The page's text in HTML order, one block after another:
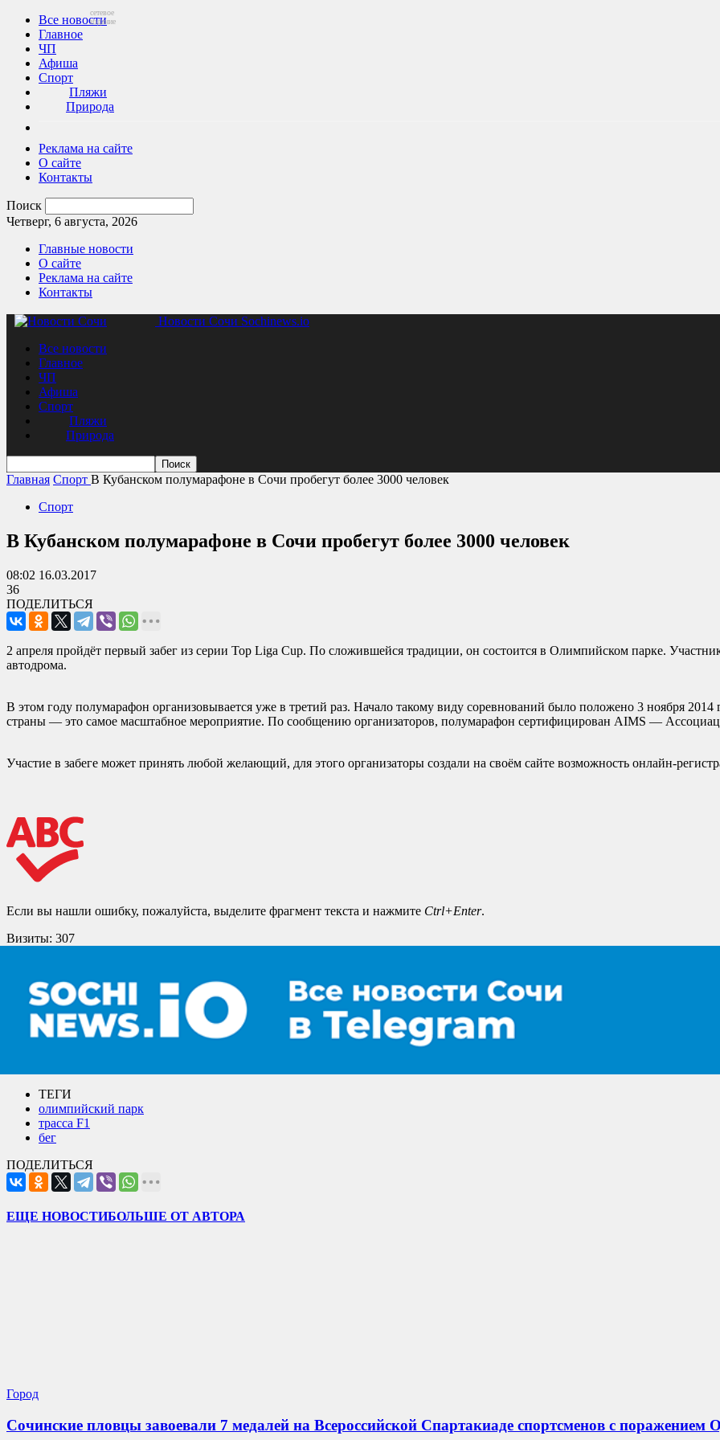
Все новости
Главное
ЧП
Афиша
Спорт
Пляжи
Природа
Реклама на сайте
О сайте
Контакты
Поиск
Четверг, 6 августа, 2026
Главные новости
О сайте
Реклама на сайте
Контакты
Новости Сочи Sochinews.io
сетевое
издание
Все новости
Главное
ЧП
Афиша
Спорт
Пляжи
Природа
Главная Спорт В Кубанском полумарафоне в Сочи пробегут более 3000 человек
Спорт
В Кубанском полумарафоне в Сочи пробегут более 3000 человек
08:02 16.03.2017
36
ПОДЕЛИТЬСЯ
2 апреля пройдёт первый забег из серии Top Liga Cup. По сложившейся традиции, он состоится в Олимпийском парке.
автодрома.
В этом году полумарафон организовывается уже в третий раз. Начало такому виду соревнований было положено 3 ноября 2014
страны — это самое масштабное мероприятие. По сообщению организаторов, полумарафон сертифицирован AIMS —
Участие в забеге может принять любой желающий, для этого организаторы создали на своём сайте возможность онлайн-
Если вы нашли ошибку, пожалуйста, выделите фрагмент текста и нажмите Ctrl+Enter.
Визиты: 307
ТЕГИ
олимпийский парк
трасса F1
бег
ПОДЕЛИТЬСЯ
ЕЩЕ НОВОСТИБОЛЬШЕ ОТ АВТОРА
Город
Сочинские пловцы завоевали 7 медалей на Всероссийской Спартакиаде спортсменов с поражением